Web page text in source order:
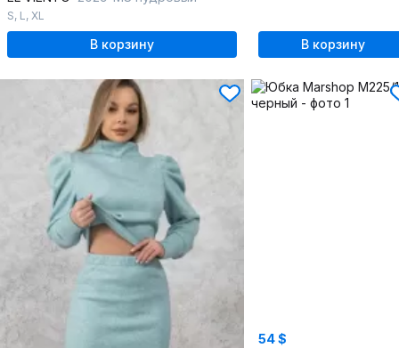
S, L, XL
В корзину В корзину
54 $